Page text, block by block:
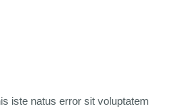
iste natus error sit voluptatem